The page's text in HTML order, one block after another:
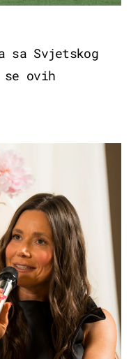
sa Svjetskog
ovih